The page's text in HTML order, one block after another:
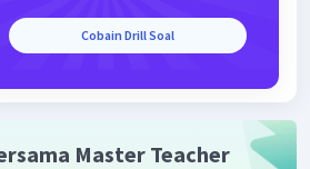
segala sumber hukum
sebagai: 1) Ideologi
yang harus berada di
Cobain Drill Soal
Master Teacher